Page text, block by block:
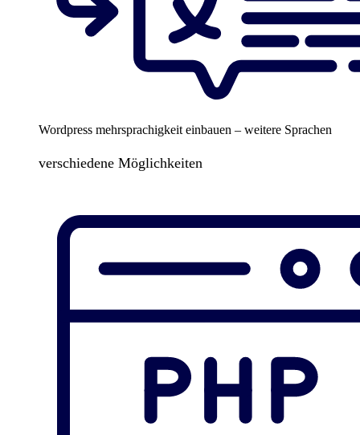
Wordpress mehrsprachigkeit einbauen – weitere Sprachen
verschiedene Möglichkeiten